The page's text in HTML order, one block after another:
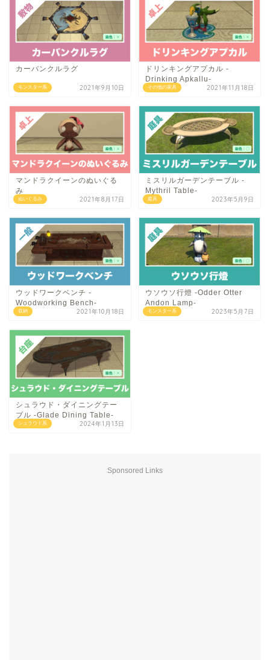
モンスター系
カーバンクルラグ
2021年9月10日 その他の家具
ドリンキングアプカル -
Drinking Apkallu-
2021年11月18日
ぬいぐるみ
マンドラクイーンのぬいぐる
み
2021年8月17日 庭具
ミスリルガーデンテーブル -
Mythril Table-
2023年5月9日
収納
ウッドワークベンチ -
Woodworking Bench-
2021年10月18日 モンスター系
ウソウソ行燈 -Odder Otter
Andon Lamp-
2023年5月7日
シュラウド系
シュラウド・ダイニングテー
ブル -Glade Dining Table-
2024年1月13日
Sponsored Links